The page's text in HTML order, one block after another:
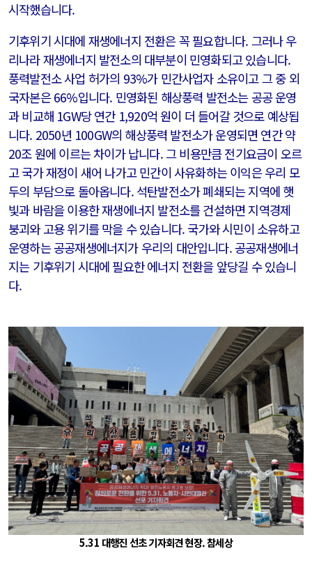
시작했습니다.
기후위기 시대에 재생에너지 전환은 꼭 필요합니다. 그러나 우
리나라 재생에너지 발전소의 대부분이 민영화되고 있습니다.
풍력발전소 사업 허가의 93%가 민간사업자 소유이고 그 중 외
국자본은 66%입니다. 민영화된 해상풍력 발전소는 공공 운영
과 비교해 1GW당 연간 1,920억 원이 더 들어갈 것으로 예상됩
니다. 2050년 100GW의 해상풍력 발전소가 운영되면 연간 약
20조 원에 이르는 차이가 납니다. 그 비용만큼 전기요금이 오르
고 국가 재정이 새어 나가고 민간이 사유화하는 이익은 우리 모
두의 부담으로 돌아옵니다. 석탄발전소가 폐쇄되는 지역에 햇
빛과 바람을 이용한 재생에너지 발전소를 건설하면 지역경제
붕괴와 고용 위기를 막을 수 있습니다. 국가와 시민이 소유하고
운영하는 공공재생에너지가 우리의 대안입니다. 공공재생에너
지는 기후위기 시대에 필요한 에너지 전환을 앞당길 수 있습니
다.
5.31 대행진 선초 기자회견 현장. 참세상